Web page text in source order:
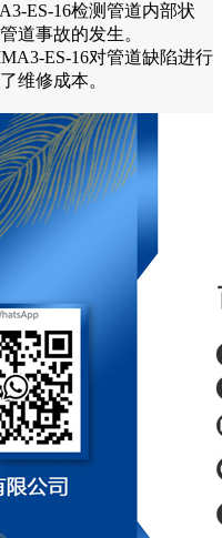
ES-16检测管道内部状
道事故的发生。
ES-16对管道缺陷进行
维修成本。